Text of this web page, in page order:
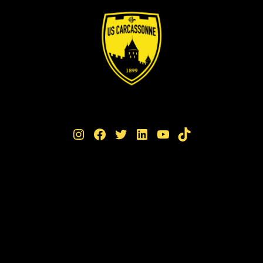
Instagram Facebook Twitter LinkedIn YouTube TikTok